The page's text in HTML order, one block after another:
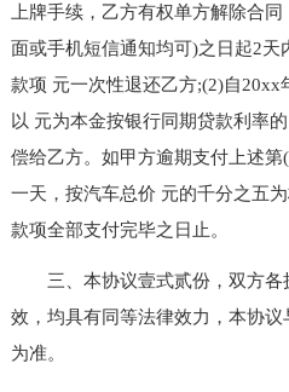
上牌手续，乙方有权单方解除合
面或手机短信通知均可)之日起2天
款项 元一次性退还乙方;(2)自20xx
以 元为本金按银行同期贷款利率
偿给乙方。如甲方逾期支付上述
一天，按汽车总价 元的千分之五
款项全部支付完毕之日止。
三、本协议壹式贰份，双方各
效，均具有同等法律效力，本协
为准。